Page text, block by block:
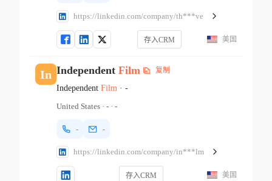
https://linkedin.com/company/th***ve
存入CRM 美国
In Independent Film 复制
Independent Film· -
United States· -· -
- -
https://linkedin.com/company/in***lm
存入CRM 美国